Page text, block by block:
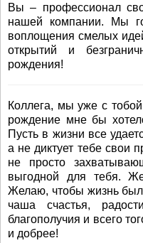
Вы – профессионал
нашей компании. Мы
воплощения смелых
открытий и
рождения!
Коллега, мы уже с
рождение мне бы
Пусть в жизни все
а не диктует тебе свои
не просто
выгодной для тебя.
Желаю, чтобы жизнь
чаша счастья,
благополучия и всего
и добрее!